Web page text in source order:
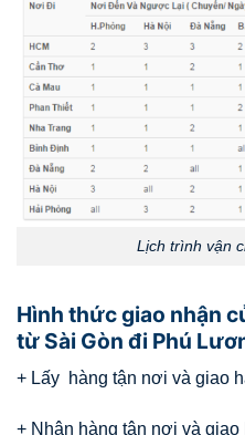
Lịch trình vận
Hình thức giao nhận
từ Sài Gòn đi Phú
+ Lấy hàng tận nơi và giao
+ Nhận hàng tận nơi và giao